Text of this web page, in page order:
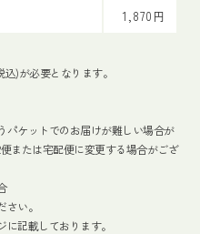
1,870円
)が必要となります。
パケットでのお届けが難しい場合が
または宅配便に変更する場合がござ
い。
記載しております。